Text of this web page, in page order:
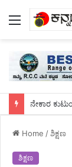
Menu
Home /ಶಿಕ್ಷಣ
ಶಿಕ್ಷಣ